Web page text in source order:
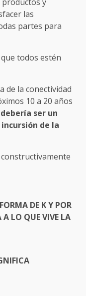
las
partes para
todos estén
de la conectividad
10 a 20 años
ser un
de la
DE K Y POR
A LO QUE VIVE LA